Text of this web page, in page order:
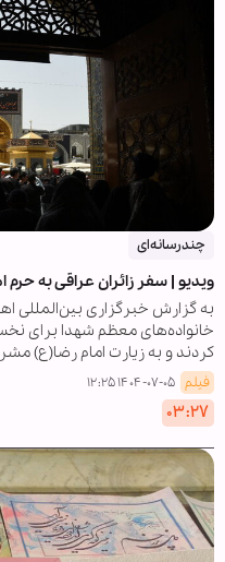
چندرسانه‌ای
ویدیو | سفر زائران عراقی به حرم
خانواده‌های معظم شهدا برای
کردند و به زیارت امام رضا(ع)
فیلم ۱۴۰۴-۰۷-۰۵ ۱۲:۲۵
۰۳:۲۷